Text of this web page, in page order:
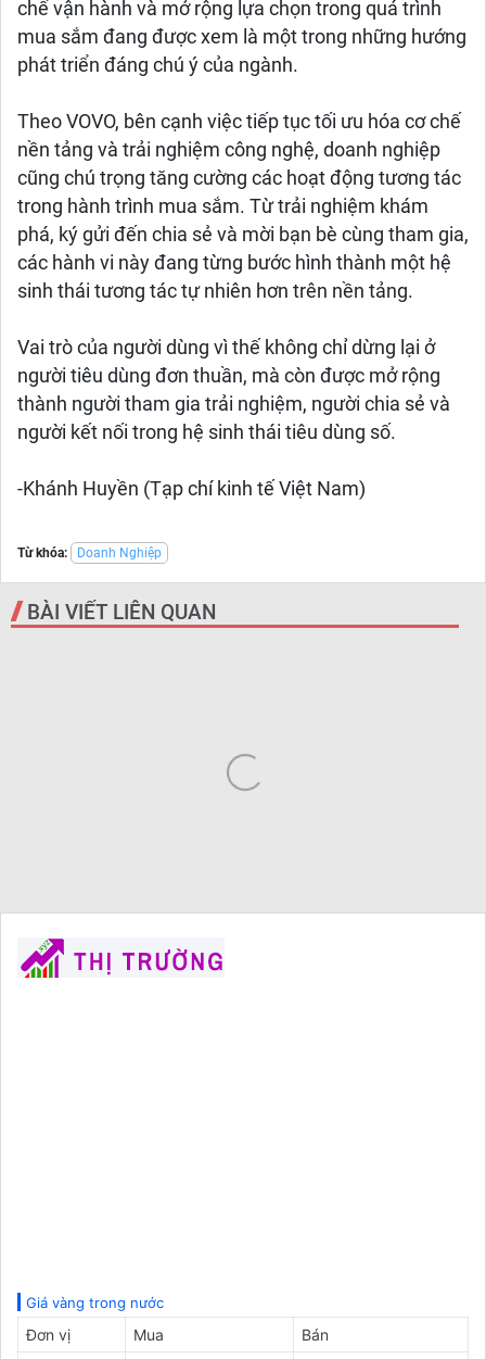
chế vận hành và mở rộng lựa chọn trong quá trình
mua sắm đang được xem là một trong những hướng
phát triển đáng chú ý của ngành.
Theo VOVO, bên cạnh việc tiếp tục tối ưu hóa cơ chế
nền tảng và trải nghiệm công nghệ, doanh nghiệp
cũng chú trọng tăng cường các hoạt động tương tác
trong hành trình mua sắm. Từ trải nghiệm khám
phá, ký gửi đến chia sẻ và mời bạn bè cùng tham gia,
các hành vi này đang từng bước hình thành một hệ
sinh thái tương tác tự nhiên hơn trên nền tảng.
Vai trò của người dùng vì thế không chỉ dừng lại ở
người tiêu dùng đơn thuần, mà còn được mở rộng
thành người tham gia trải nghiệm, người chia sẻ và
người kết nối trong hệ sinh thái tiêu dùng số.
-Khánh Huyền (Tạp chí kinh tế Việt Nam)
Từ khóa: Doanh Nghiệp
BÀI VIẾT LIÊN QUAN
Giá vàng trong nước
Đơn vị Mua Bán